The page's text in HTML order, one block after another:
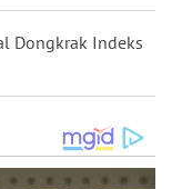
Dongkrak Indeks